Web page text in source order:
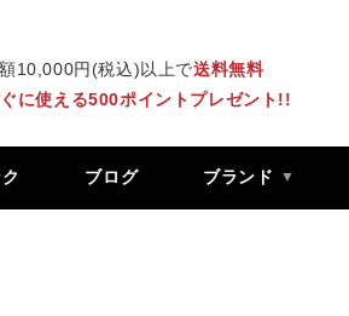
10,000円(税込)以上で送料無料
に使える500ポイントプレゼント!!
ブログ ブランド